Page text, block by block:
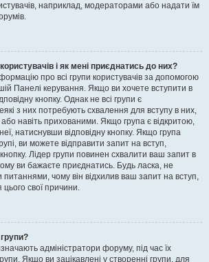
наприклад, модераторами або надати їм
і як мені приєднатись до них?
про всі групи користувачів за допомогою
Панелі керування. Якщо ви хочете вступити в
кнопку. Однак не всі групи є
з них потребують схвалення для вступу в них,
навіть прихованими. Якщо група є відкритою,
натиснувши відповідну кнопку. Якщо група
ви можете відправити запит на вступ,
Лідер групи повинен схвалити ваш запит в
ви бажаєте приєднатись. Будь ласка, не
питаннями, чому він відхилив ваш запит на вступ,
свої причини.
адміністратори форуму, під час їх
Якщо ви зацікавлені у створенні групи, для